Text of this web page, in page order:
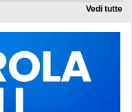
Vedi tutte